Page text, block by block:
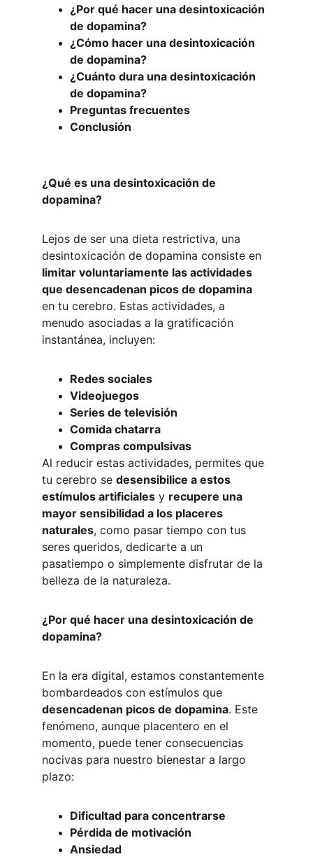
¿Por qué hacer una desintoxicación
de dopamina?
¿Cómo hacer una desintoxicación
de dopamina?
¿Cuánto dura una desintoxicación
de dopamina?
Preguntas frecuentes
Conclusión
¿Qué es una desintoxicación de
dopamina?
Lejos de ser una dieta restrictiva, una
desintoxicación de dopamina consiste en
limitar voluntariamente las actividades
que desencadenan picos de dopamina
en tu cerebro. Estas actividades, a
menudo asociadas a la gratificación
instantánea, incluyen:
Redes sociales
Videojuegos
Series de televisión
Comida chatarra
Compras compulsivas
Al reducir estas actividades, permites que
tu cerebro se desensibilice a estos
estímulos artificiales y recupere una
mayor sensibilidad a los placeres
naturales, como pasar tiempo con tus
seres queridos, dedicarte a un
pasatiempo o simplemente disfrutar de la
belleza de la naturaleza.
¿Por qué hacer una desintoxicación de
dopamina?
En la era digital, estamos constantemente
bombardeados con estímulos que
desencadenan picos de dopamina. Este
fenómeno, aunque placentero en el
momento, puede tener consecuencias
nocivas para nuestro bienestar a largo
plazo:
Dificultad para concentrarse
Pérdida de motivación
Ansiedad